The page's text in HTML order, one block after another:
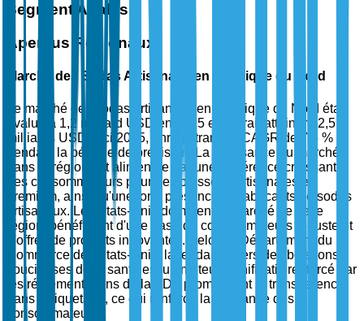
Segment Analysis
Aperçus Régionaux
Marché des Sodas Artisanaux en Amérique du Nord
Le marché des sodas artisanaux en Amérique du Nord était
évalué à 1,2 milliard USD en 2025 et devrait atteindre 2,5
milliards USD d'ici 2035, enregistrant un CAGR de 7,5 %
pendant la période de prévision. La croissance du marché
dans la région est alimentée par une préférence croissante
des consommateurs pour des boissons artisanales et
premium, ainsi qu'une forte présence de fabricants de sodas
artisanaux. Les États-Unis dominent le marché de cette
région, bénéficiant d'une base de consommateurs robuste et
d'offres de produits innovantes. Selon le Département du
Commerce des États-Unis, la tendance vers des boissons
soucieuses de la santé est un moteur significatif, renforcé par
les réglementations de la FDA promouvant la transparence
dans l'étiquetage, ce qui renforce la confiance des
consommateurs.